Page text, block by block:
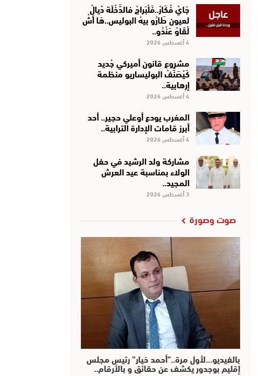
جَايْ فْكَارْ..فَلْبَراجْ فالدَّخْلَة دْيالْ
لعيون طَارُو بيهْ البوليس..هَا أشْ
لْقَاوْ عَنْدُو..
4 أغسطس 2026
مشروع قانون أميركي جْديد
كَيْصَنَّفْ البوليساريو منظمة
إرهابية..
4 أغسطس 2026
المغرب يودع أوعلي حجير.. أحد
أبرز قامات الإدارة الترابية..
4 أغسطس 2026
مشاركة ولد الرشيد في حفل
الولاء بمناسبة عيد العرش
المجيد..
3 أغسطس 2026
صوت وصورة
بالفيديو…لأول مرة..”أحمد خيار” رئيس مجلس
إقليم بوجدور يكشف عن حقائق و بالأرقام..